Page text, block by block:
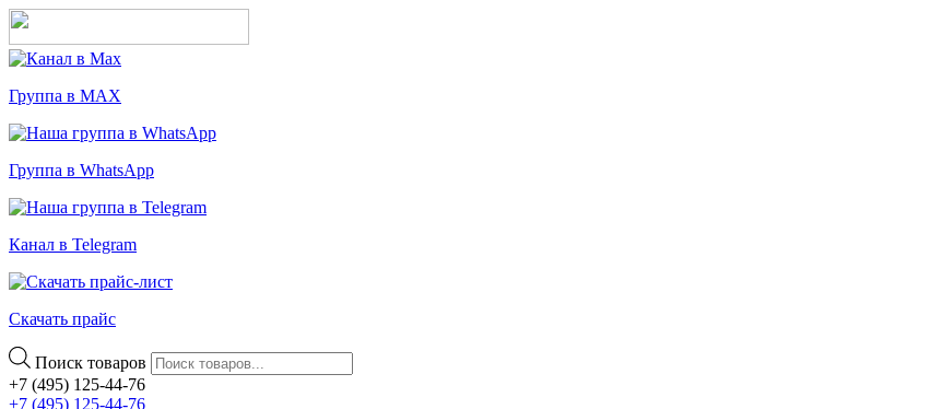
Группа в MAX
Группа в WhatsApp
Канал в Telegram
Скачать прайс
Поиск товаров
+7 (495) 125-44-76
+7 (495) 125-44-76